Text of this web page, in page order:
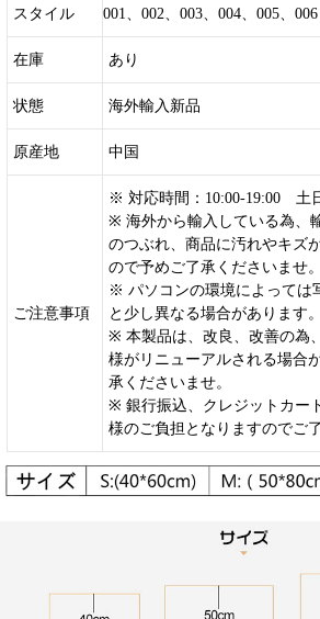
スタイル 001、002、003、004、005、006
在庫 あり
状態 海外輸入新品
原産地 中国
ご注意事項
※ 対応時間：10:00-19:00 土
※ 海外から輸入している為、
のつぶれ、商品に汚れやキズ
ので予めご了承くださいませ。
※ パソコンの環境によっては
と少し異なる場合があります。
※ 本製品は、改良、改善の為
様がリニューアルされる場合
承くださいませ。
※ 銀行振込、クレジットカー
様のご負担となりますのでご